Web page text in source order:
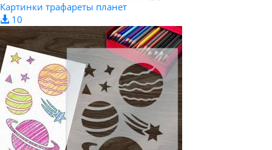
Картинки трафареты планет
10